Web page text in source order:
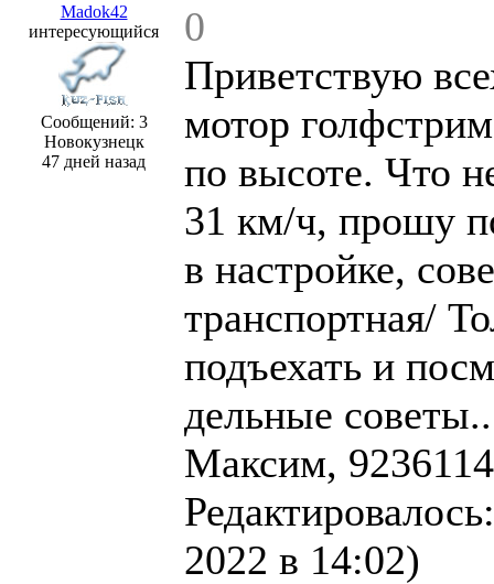
Madok42
интересующийся
Сообщений: 3
Новокузнецк
47 дней назад
0
Приветствую
мотор
по высоте. Что
31 км/ч, прошу
в настройке,
транспортная/
подъехать и
дельные
Максим,
2022 в 14:02)